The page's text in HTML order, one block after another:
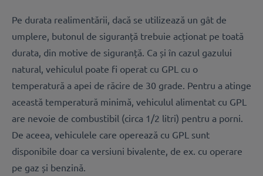
Pe durata realimentării, dacă se utilizează un gât de
umplere, butonul de siguranță trebuie acționat pe toată
durata, din motive de siguranță. Ca și în cazul gazului
natural, vehiculul poate fi operat cu GPL cu o
temperatură a apei de răcire de 30 grade. Pentru a atinge
această temperatură minimă, vehiculul alimentat cu GPL
are nevoie de combustibil (circa 1/2 litri) pentru a porni.
De aceea, vehiculele care operează cu GPL sunt
disponibile doar ca versiuni bivalente, de ex. cu operare
pe gaz și benzină.